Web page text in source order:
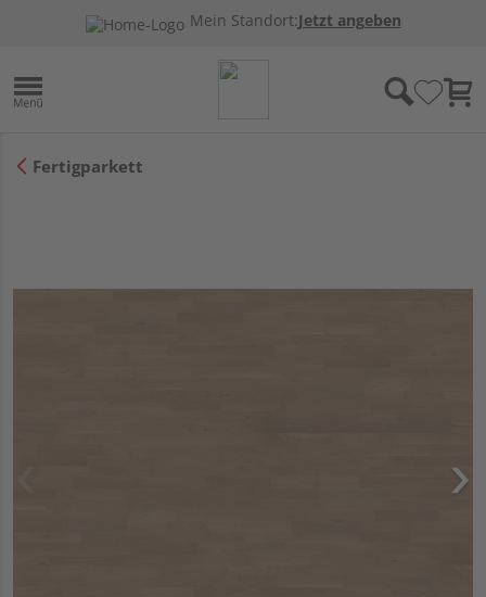
Mein Standort:Jetzt angeben
Fertigparkett